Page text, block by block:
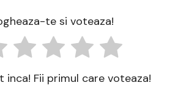
te si voteaza!
inca! Fii primul care voteaza!